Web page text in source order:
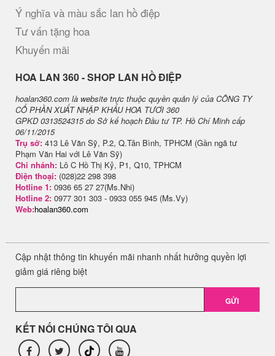
Ý nghĩa và màu sắc lan hồ điệp
Tư vấn tặng hoa
Khuyến mãi
H​OA LAN 360 - SHOP LAN HỒ ĐIỆP
hoalan360.com là website trực thuộc quyền quản lý của CÔNG TY
CỔ PHẦN XUẤT NHẬP KHẨU HOA TƯƠI 360
GPKD 0313524315 do Sở kế hoạch Đầu tư TP. Hồ Chí Minh cấp
06/11/2015
Trụ sở: 413 Lê Văn Sỹ, P.2, Q.Tân Bình, TPHCM (Gần ngã tư
Phạm Văn Hai với Lê Văn Sỹ)
Chi nhánh: Lô C Hồ Thị Kỷ, P1, Q10, TPHCM
Điện thoại: (028)22 298 398
Hotline 1: 0936 65 27 27(Ms.Nhi)
Hotline 2: 0977 301 303 - 0933 055 945 (Ms.Vy)
Web:hoalan360.com
Cập nhật thông tin khuyến mãi nhanh nhất hưởng quyền lợi
giảm giá riêng biệt
GỬI
KẾT NỐI CHÚNG TÔI QUA